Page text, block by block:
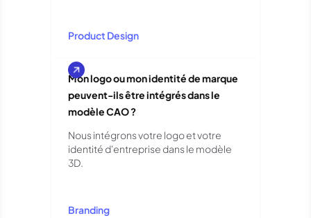
Product Design
Mon logo ou mon identité de marque
peuvent-ils être intégrés dans le
modèle CAO ?
Nous intégrons votre logo et votre
identité d'entreprise dans le modèle
3D.
Branding